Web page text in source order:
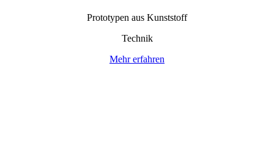
Prototypen aus Kunststoff
Technik
Mehr erfahren